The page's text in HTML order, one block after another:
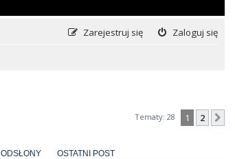
Zaloguj się
Zarejestruj się
Tematy: 28 1 2
ODSŁONY OSTATNI POST